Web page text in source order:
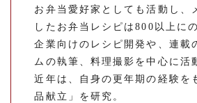
お弁当愛好家としても活動し、
したお弁当レシピは800以上に
企業向けのレシピ開発や、連載
ムの執筆、料理撮影を中心に活
近年は、自身の更年期の経験を
品献立」を研究。